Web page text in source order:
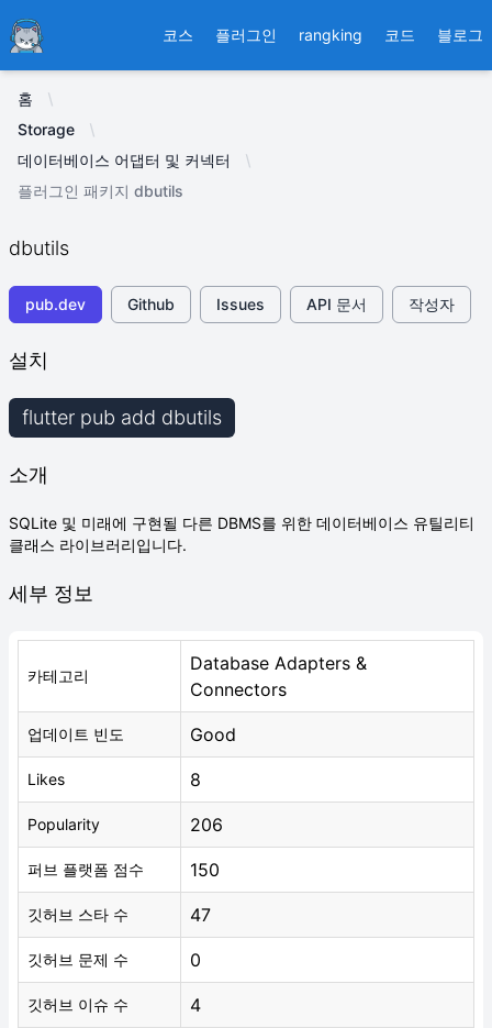
Ducafecat 코스 플러그인 rangking 코드 블로그
홈
Storage
데이터베이스 어댑터 및 커넥터
플러그인 패키지 dbutils
dbutils
pub.dev Github Issues API 문서 작성자
설치
flutter pub add dbutils
소개
SQLite 및 미래에 구현될 다른 DBMS를 위한 데이터베이스 유틸리티
클래스 라이브러리입니다.
세부 정보
카테고리
Database Adapters &
Connectors
업데이트 빈도 Good
Likes 8
Popularity 206
퍼브 플랫폼 점수 150
깃허브 스타 수 47
깃허브 문제 수 0
깃허브 이슈 수 4